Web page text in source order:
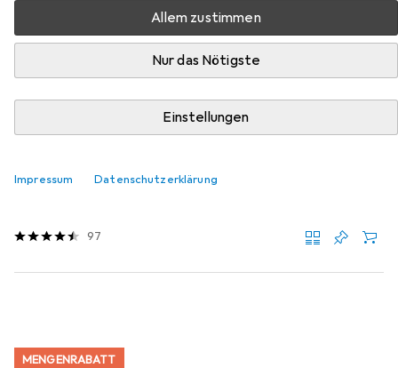
Allem zustimmen
Nur das Nötigste
Einstellungen
Impressum Datenschutzerklärung
Produktliste
tesaPROTECT Türschutzpuffer
97
MENGENRABATT